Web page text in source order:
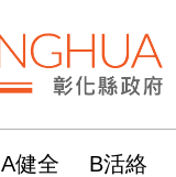
A健全
B活絡